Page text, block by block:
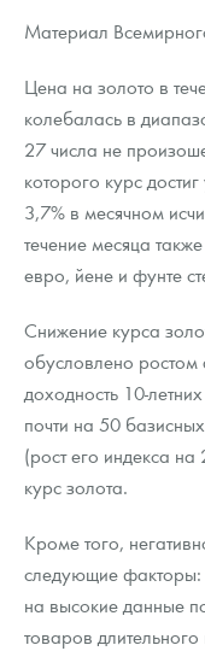
Монеты Царской
Монеты стран мира
Георгий Победоносец
Золотой червонец
Золотые слитки
Аксессуары
Гарри Поттер
Флот: ледоколы и
Жетоны
Ювелирные изделия
Золотая карманная
Наборы подарочных и
Гарантии
Выкуп монет
Выкуп серебряных
Вопрос - ответ
Памятка для работы с
Условия возврата
Политика
Политика использования
Положение по
Информация
Распродажа монет и
Аналитика и события
Итоги 2025 года.
2026 год
Cтатьи
Георгий Победоносец -
Котировки
Курс золота и серебра
Лом выкуп
Скупка слитков
Контакты
О нас
Наши преимущества
Письмо директору
Материал
Цена на золото в
колебалась в
27 числа не
которого курс
3,7% в месячном
течение месяца
евро, йене и фунте
Снижение курса
обусловлено ростом
доходность 10-
почти на 50
(рост его индекса
курс золота.
Кроме того,
следующие факторы:
на высокие данные
товаров